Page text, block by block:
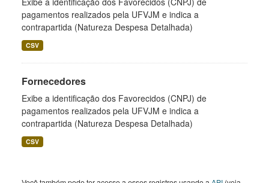
pagamentos realizados pela UFVJM e indica a
contrapartida (Natureza Despesa Detalhada)
CSV
Fornecedores
Exibe a identificação dos Favorecidos (CNPJ) de
pagamentos realizados pela UFVJM e indica a
contrapartida (Natureza Despesa Detalhada)
CSV